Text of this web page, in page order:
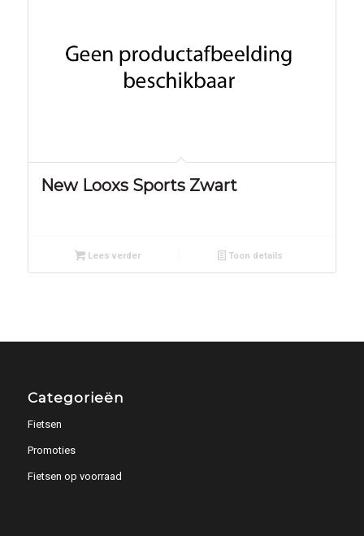
New Looxs Sports Zwart
Lees verder Toon details
Categorieën
Fietsen
Promoties
Fietsen op voorraad